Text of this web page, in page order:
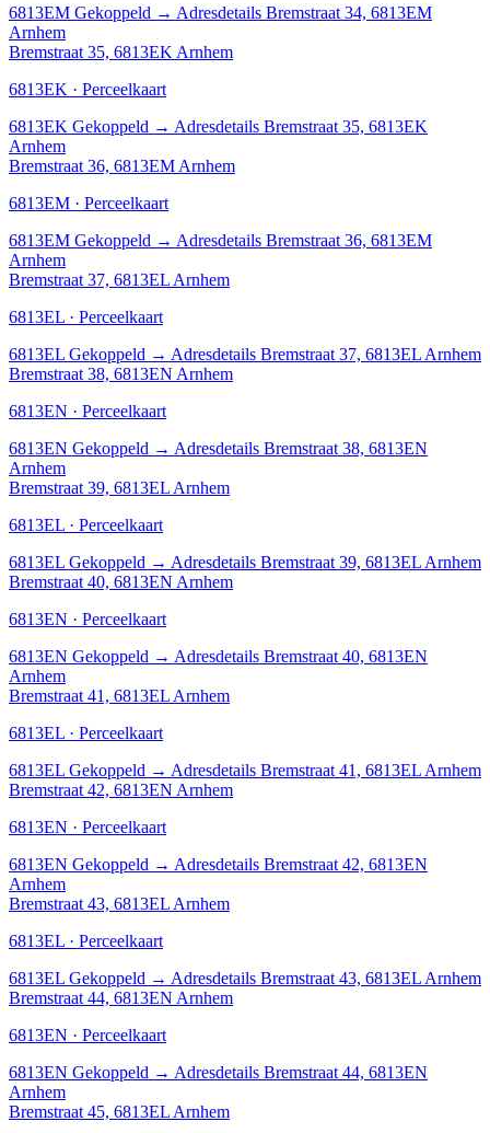
6813EM Gekoppeld → Adresdetails Bremstraat 34, 6813EM
Arnhem
Bremstraat 35, 6813EK Arnhem
6813EK · Perceelkaart
6813EK Gekoppeld → Adresdetails Bremstraat 35, 6813EK
Arnhem
Bremstraat 36, 6813EM Arnhem
6813EM · Perceelkaart
6813EM Gekoppeld → Adresdetails Bremstraat 36, 6813EM
Arnhem
Bremstraat 37, 6813EL Arnhem
6813EL · Perceelkaart
6813EL Gekoppeld → Adresdetails Bremstraat 37, 6813EL Arnhem
Bremstraat 38, 6813EN Arnhem
6813EN · Perceelkaart
6813EN Gekoppeld → Adresdetails Bremstraat 38, 6813EN
Arnhem
Bremstraat 39, 6813EL Arnhem
6813EL · Perceelkaart
6813EL Gekoppeld → Adresdetails Bremstraat 39, 6813EL Arnhem
Bremstraat 40, 6813EN Arnhem
6813EN · Perceelkaart
6813EN Gekoppeld → Adresdetails Bremstraat 40, 6813EN
Arnhem
Bremstraat 41, 6813EL Arnhem
6813EL · Perceelkaart
6813EL Gekoppeld → Adresdetails Bremstraat 41, 6813EL Arnhem
Bremstraat 42, 6813EN Arnhem
6813EN · Perceelkaart
6813EN Gekoppeld → Adresdetails Bremstraat 42, 6813EN
Arnhem
Bremstraat 43, 6813EL Arnhem
6813EL · Perceelkaart
6813EL Gekoppeld → Adresdetails Bremstraat 43, 6813EL Arnhem
Bremstraat 44, 6813EN Arnhem
6813EN · Perceelkaart
6813EN Gekoppeld → Adresdetails Bremstraat 44, 6813EN
Arnhem
Bremstraat 45, 6813EL Arnhem